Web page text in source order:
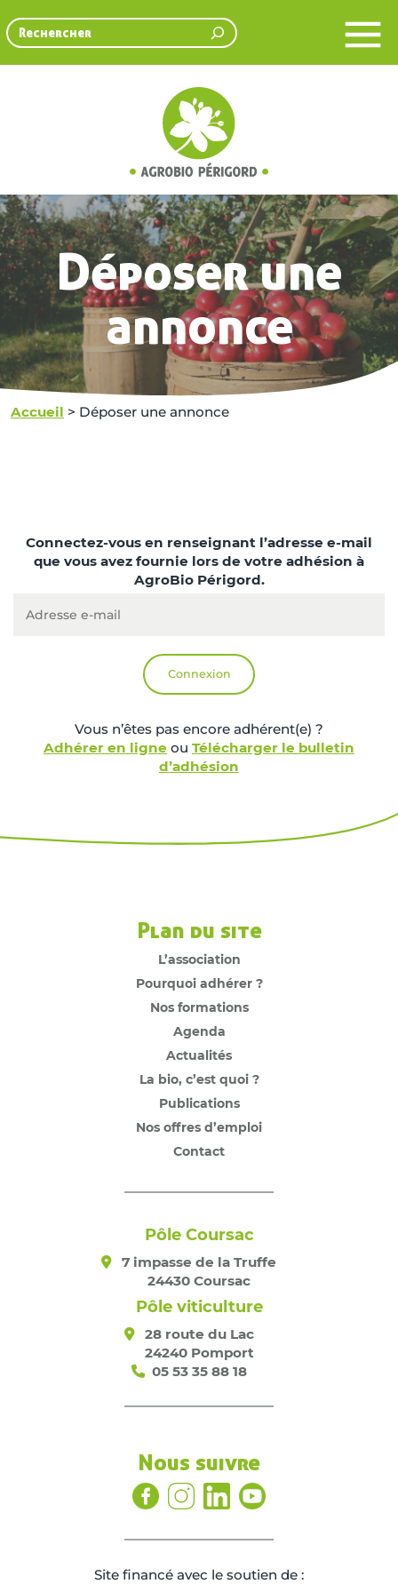
Rechercher
Déposer une
annonce
Accueil > Déposer une annonce
Connectez-vous en renseignant l’adresse e-mail
que vous avez fournie lors de votre adhésion à
AgroBio Périgord.
Vous n’êtes pas encore adhérent(e) ?
Adhérer en ligne ou Télécharger le bulletin
d’adhésion
Plan du site
L’association
Pourquoi adhérer ?
Nos formations
Agenda
Actualités
La bio, c’est quoi ?
Publications
Nos offres d’emploi
Contact
Pôle Coursac
7 impasse de la Truffe
24430 Coursac
Pôle viticulture
28 route du Lac
24240 Pomport
05 53 35 88 18
Nous suivre
Site ﬁnancé avec le soutien de :